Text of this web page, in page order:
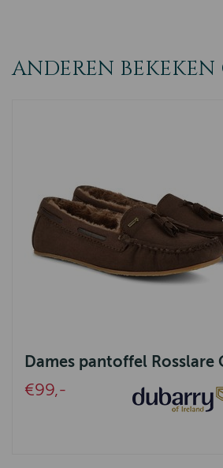
ANDEREN
Dames pantoffel Rosslare
€99,-